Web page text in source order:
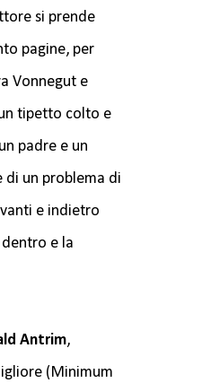
si prende
pagine, per
Vonnegut e
tipetto colto e
padre e un
di un problema di
e indietro
e la
Antrim,
(Minimum